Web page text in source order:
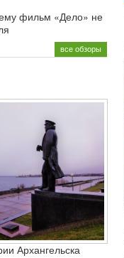
фильм «Дело» не
все обзоры
Архангельска